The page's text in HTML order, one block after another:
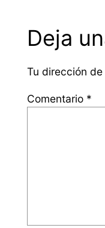
Deja
Tu dirección
Comentario *